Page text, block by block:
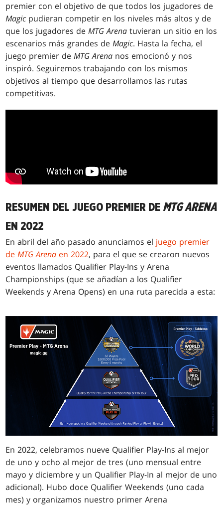
premier con el objetivo de que todos los jugadores de
Magic pudieran competir en los niveles más altos y de
que los jugadores deMTG Arena tuvieran un sitio en los
escenarios más grandes deMagic. Hasta la fecha, el
juego premier deMTG Arena nos emocionó y nos
inspiró. Seguiremos trabajando con los mismos
objetivos al tiempo que desarrollamos las rutas
competitivas.
RESUMEN DEL JUEGO PREMIER DE MTG ARENA
EN 2022
En abril del año pasado anunciamos el juego premier
deMTG Arena en 2022, para el que se crearon nuevos
eventos llamados Qualifier Play-Ins y Arena
Championships (que se añadían a los Qualifier
Weekends y Arena Opens) en una ruta parecida a esta:
En 2022, celebramos nueve Qualifier Play-Ins al mejor
de uno y ocho al mejor de tres (uno mensual entre
mayo y diciembre y un Qualifier Play-In al mejor de uno
adicional). Hubo doce Qualifier Weekends (uno cada
mes) y organizamos nuestro primer Arena